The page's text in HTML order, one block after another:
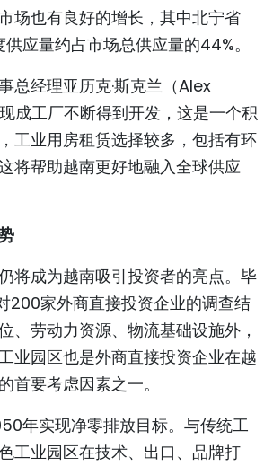
场也有良好的增长，其中北宁省
应量约占市场总供应量的44%。
总经理亚历克·斯克兰（Alex
成工厂不断得到开发，这是一个积
工业用房租赁选择较多，包括有环
将帮助越南更好地融入全球供应
将成为越南吸引投资者的亮点。毕
200家外商直接投资企业的调查结
、劳动力资源、物流基础设施外，
业园区也是外商直接投资企业在越
首要考虑因素之一。
年实现净零排放目标。与传统工
工业园区在技术、出口、品牌打